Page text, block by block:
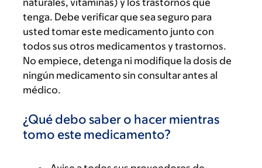
naturales, vitaminas) y los trastornos que
tenga. Debe verificar que sea seguro para
usted tomar este medicamento junto con
todos sus otros medicamentos y trastornos.
No empiece, detenga ni modifique la dosis de
ningún medicamento sin consultar antes al
médico.
¿Qué debo saber o hacer mientras
tomo este medicamento?